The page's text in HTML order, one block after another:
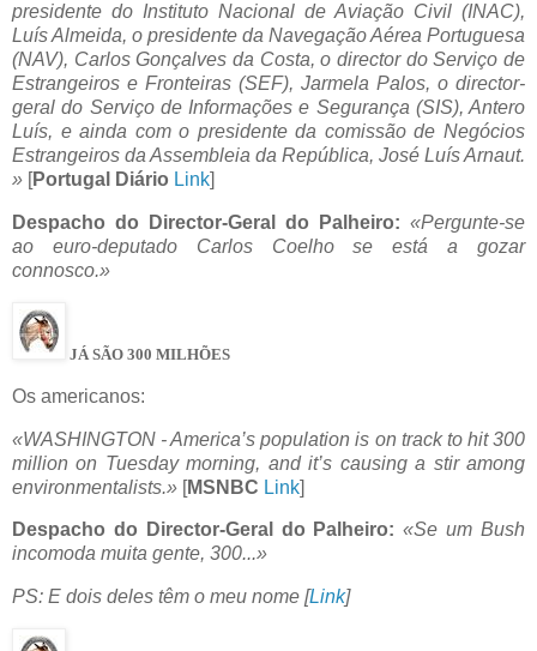
presidente do Instituto Nacional de Aviação Civil (INAC),
Luís Almeida, o presidente da Navegação Aérea Portuguesa
(NAV), Carlos Gonçalves da Costa, o director do Serviço de
Estrangeiros e Fronteiras (SEF), Jarmela Palos, o director-
geral do Serviço de Informações e Segurança (SIS), Antero
Luís, e ainda com o presidente da comissão de Negócios
Estrangeiros da Assembleia da República, José Luís Arnaut.
» [Portugal Diário Link]
Despacho do Director-Geral do Palheiro: «Pergunte-se
ao euro-deputado Carlos Coelho se está a gozar
connosco.»
JÁ SÃO 300 MILHÕES
Os americanos:
«WASHINGTON - America’s population is on track to hit 300
million on Tuesday morning, and it’s causing a stir among
environmentalists.» [MSNBC Link]
Despacho do Director-Geral do Palheiro: «Se um Bush
incomoda muita gente, 300...»
PS: E dois deles têm o meu nome [Link]